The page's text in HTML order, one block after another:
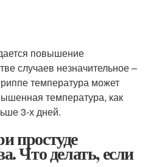
повышение
случаев незначительное –
температура может
температура, как
3-х дней.
простуде
Что делать, если